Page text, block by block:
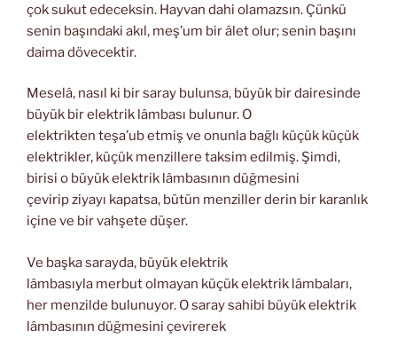
çok sukut edeceksin. Hayvan dahi olamazsın. Çünkü
senin başındaki akıl, meş’um bir âlet olur; senin başını
daima dövecektir.
Meselâ, nasıl ki bir saray bulunsa, büyük bir dairesinde
büyük bir elektrik lâmbası bulunur. O
elektrikten teşa’ub etmiş ve onunla bağlı küçük küçük
elektrikler, küçük menzillere taksim edilmiş. Şimdi,
birisi o büyük elektrik lâmbasının düğmesini
çevirip ziyayı kapatsa, bütün menziller derin bir karanlık
içine ve bir vahşete düşer.
Ve başka sarayda, büyük elektrik
lâmbasıyla merbut olmayan küçük elektrik lâmbaları,
her menzilde bulunuyor. O saray sahibi büyük elektrik
lâmbasının düğmesini çevirerek